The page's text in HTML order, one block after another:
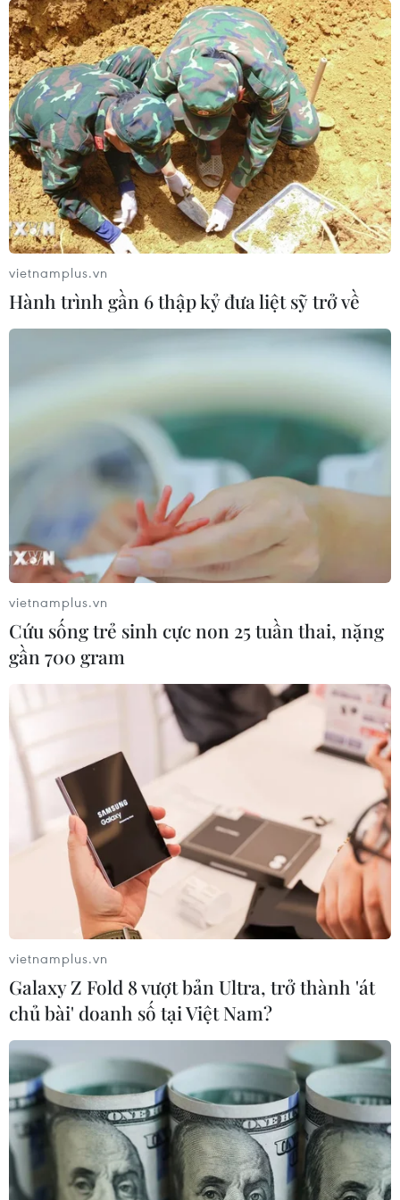
TIN CÙNG CHUYÊN MỤC
Bảo đảm an toàn hệ thống ngân
hàng và phát triển kinh tế số
09/08/2026 06:20
vietnamplus.vn
Hành trình gần 6 thập kỷ đưa liệt sỹ trở về
vietnamplus.vn
Cứu sống trẻ sinh cực non 25 tuần thai, nặng
gần 700 gram
vietnamplus.vn
Galaxy Z Fold 8 vượt bản Ultra, trở thành 'át
chủ bài' doanh số tại Việt Nam?